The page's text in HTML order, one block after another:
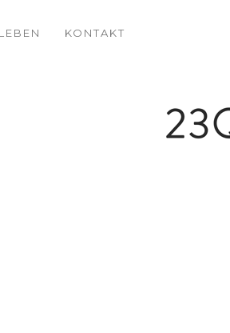
LEBEN KONTAKT